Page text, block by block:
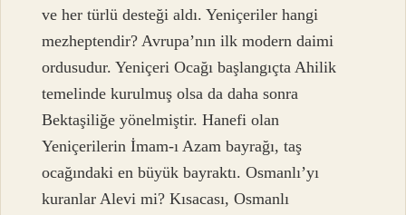
ve her türlü desteği aldı. Yeniçeriler hangi
mezheptendir? Avrupa’nın ilk modern daimi
ordusudur. Yeniçeri Ocağı başlangıçta Ahilik
temelinde kurulmuş olsa da daha sonra
Bektaşiliğe yönelmiştir. Hanefi olan
Yeniçerilerin İmam-ı Azam bayrağı, taş
ocağındaki en büyük bayraktı. Osmanlı’yı
kuranlar Alevi mi? Kısacası, Osmanlı